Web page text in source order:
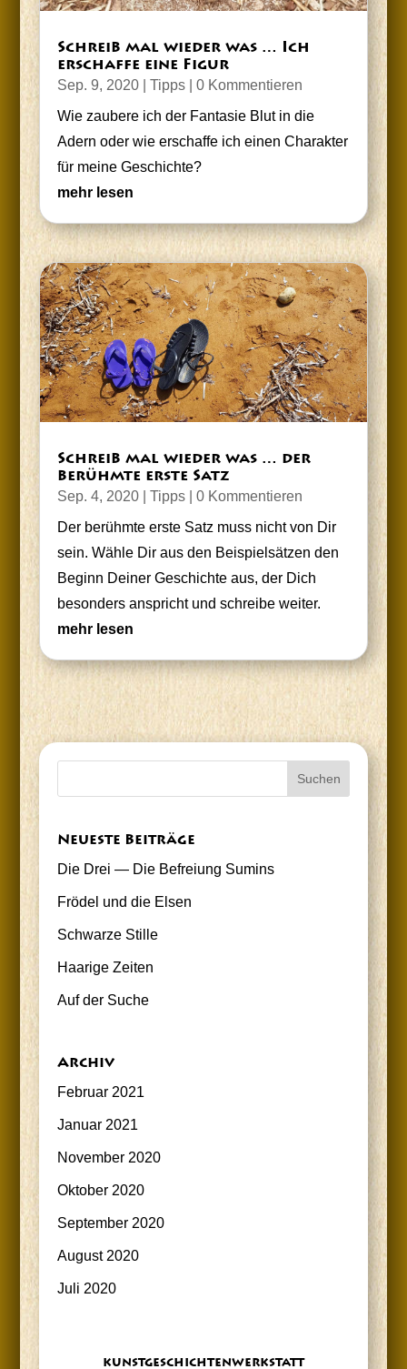
Schreib mal wie­der was … Ich
erschaf­fe eine Figur
Sep. 9, 2020| Tipps| 0 Kommentieren
Wie zau­be­re ich der Fan­ta­sie Blut in die
Adern oder wie erschaf­fe ich einen Cha­rak­ter
für mei­ne Geschichte?
mehr lesen
Schreib mal wie­der was … der
berühm­te ers­te Satz
Sep. 4, 2020| Tipps| 0 Kommentieren
Der berühm­te ers­te Satz muss nicht von Dir
sein. Wäh­le Dir aus den Bei­spiel­sät­zen den
Beginn Dei­ner Geschich­te aus, der Dich
beson­ders anspricht und schrei­be weiter.
mehr lesen
Neu­es­te Beiträge
Die Drei — Die Befrei­ung Sumins
Frö­del und die Elsen
Schwar­ze Stille
Haa­ri­ge Zeiten
Auf der Suche
Archiv
Februar 2021
Januar 2021
November 2020
Oktober 2020
September 2020
August 2020
Juli 2020
kunst­ge­schich­ten­werk­statt